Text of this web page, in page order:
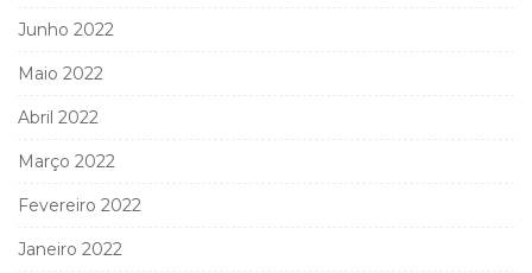
Junho 2022
Maio 2022
Abril 2022
Março 2022
Fevereiro 2022
Janeiro 2022